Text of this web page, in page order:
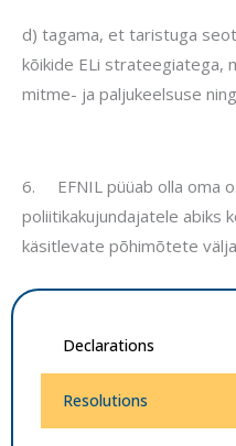
d) tagama, et taristuga
kõikide ELi strateegiatega,
mitme- ja paljukeelsuse
6. EFNIL püüab olla oma
poliitikakujundajatele abiks
käsitlevate põhimõtete
Declarations
Resolutions